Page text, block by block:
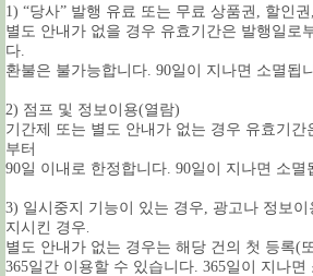
1) “당사” 발행 유료 또는 무료 상품권, 할인
별도 안내가 없을 경우 유효기간은 발행일로
다.
환불은 불가능합니다. 90일이 지나면 소멸됩
2) 점프 및 정보이용(열람)
기간제 또는 별도 안내가 없는 경우 유효기간
부터
90일 이내로 한정합니다. 90일이 지나면 소멸
3) 일시중지 기능이 있는 경우, 광고나 정보
지시킨 경우.
별도 안내가 없는 경우는 해당 건의 첫 등록(
365일간 이용할 수 있습니다. 365일이 지나면